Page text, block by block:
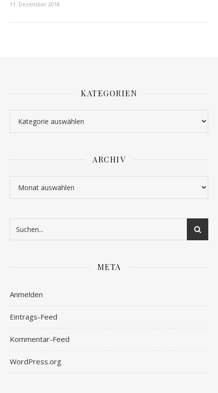
11. Dezember 2018
KATEGORIEN
ARCHIV
META
Anmelden
Eintrags-Feed
Kommentar-Feed
WordPress.org